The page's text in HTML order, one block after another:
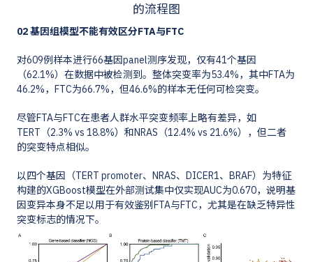
的流程图
02 基因组模型不能有效区分FTA与FTC
对609例样本进行66基因panel测序发现，仅有41个基因
（62.1%）在数据中被检测到。整体突变率为53.4%，其中FTA为
46.2%，FTC为66.7%，但46.6%的样本无任何可检突变。
尽管FTA与FTC在患者人群水平突变频率上略有差异，如
TERT（2.3% vs 18.8%）和NRAS（12.4% vs 21.6%），但二者
的突变特点相似。
以四个基因（TERT promoter、NRAS、DICER1、BRAF）为特征
构建的XGBoost模型在外部测试集中仅实现AUC为0.670，说明基
因变异本身不足以用于有效鉴别FTA与FTC，尤其是在缺乏特异性
突变标志的情况下。